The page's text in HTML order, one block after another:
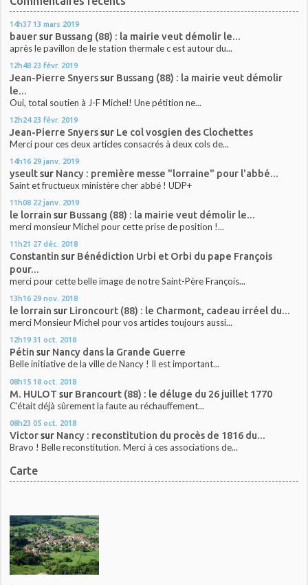
14h37 13 mars 2019
bauersur Bussang (88) : la mairie veut démolir le...
après le pavillon de le station thermale c est autour du...
12h48 23 févr. 2019
Jean-Pierre Snyerssur Bussang (88) : la mairie veut démolir
le...
Oui, total soutien à J-F Michel! Une pétition ne...
12h24 23 févr. 2019
Jean-Pierre Snyerssur Le col vosgien des Clochettes
Merci pour ces deux articles consacrés à deux cols de...
14h16 29 janv. 2019
yseultsur Nancy : première messe "lorraine" pour l'abbé...
Saint et fructueux ministère cher abbé ! UDP+
11h08 22 janv. 2019
le lorrain sur Bussang (88) : la mairie veut démolir le...
merci monsieur Michel pour cette prise de position !...
11h21 27 déc. 2018
Constantin sur Bénédiction Urbi et Orbi du pape François
pour...
merci pour cette belle image de notre Saint-Père François...
13h16 29 nov. 2018
le lorrain sur Lironcourt (88) : le Charmont, cadeau irréel du...
merci Monsieur Michel pour vos articles toujours aussi...
12h19 31 oct. 2018
Pétin sur Nancy dans la Grande Guerre
Belle initiative de la ville de Nancy ! Il est important...
08h15 18 oct. 2018
M. HULOT sur Brancourt (88) : le déluge du 26 juillet 1770
C'était déjà sûrement la faute au réchauffement...
08h23 05 oct. 2018
Victorsur Nancy : reconstitution du procès de 1816 du...
Bravo ! Belle reconstitution. Merci à ces associations de...
Carte